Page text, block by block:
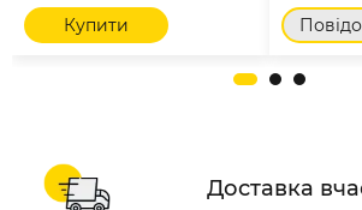
Купити
Доставка